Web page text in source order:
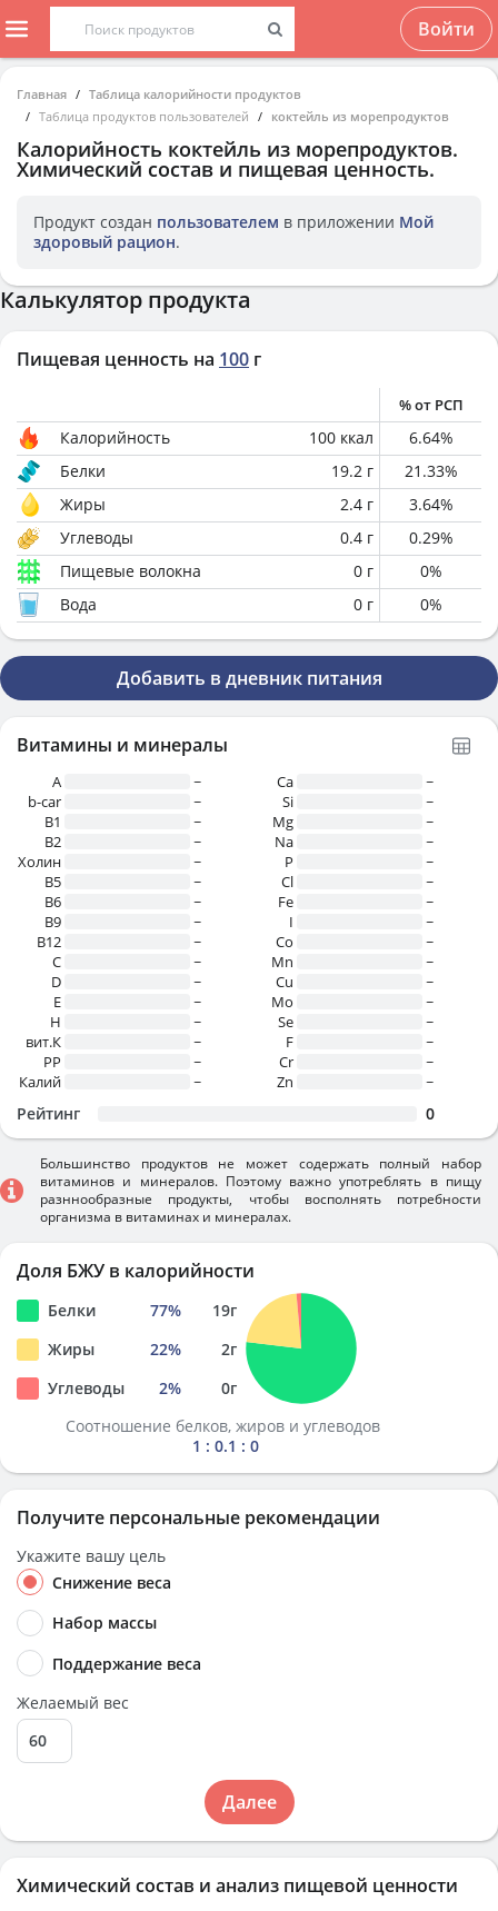
Войти
Главная
Таблица калорийности продуктов
Таблица продуктов пользователей
коктейль из морепродуктов
Калорийность коктейль из морепродуктов.
Химический состав и пищевая ценность.
Продукт создан пользователем в приложении Мой
здоровый рацион.
Химический состав и анализ пищевой ценности
Калькулятор продукта
Пищевая ценность на 100 г
% от РСП
Калорийность 100 ккал 6.64%
Белки
19.2 г 21.33%
Жиры
2.4 г 3.64%
Углеводы
0.4 г 0.29%
Пищевые волокна
0 г 0%
Вода
0 г 0%
Добавить в дневник питания
Витамины и минералы
A
~
b-car
~
В1
~
B2
~
Холин
~
B5
~
B6
~
B9
~
B12
~
C
~
D
~
E
~
H
~
вит.К
~
PP
~
Калий
~
Ca
~
Si
~
Mg
~
Na
~
P
~
Cl
~
Fe
~
I
~
Co
~
Mn
~
Cu
~
Mo
~
Se
~
F
~
Cr
~
Zn
~
Рейтинг 0
Большинство продуктов не может содержать полный набор
витаминов и минералов. Поэтому важно употреблять в пищу
разннообразные продукты, чтобы восполнять потребности
организма в витаминах и минералах.
Доля БЖУ в калорийности
Белки 77% 19г
Жиры
22% 2г
Углеводы
2% 0г
Соотношение белков, жиров и углеводов
1 : 0.1 : 0
Получите персональные рекомендации
Укажите вашу цель
Снижение веса
Набор массы
Поддержание веса
Желаемый вес
Далее